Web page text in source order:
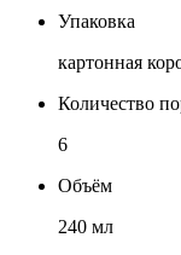
Упаковка
картонная
Количество
6
Объём
240 мл